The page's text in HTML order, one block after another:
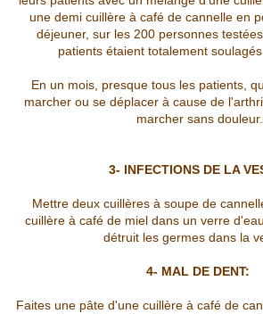
une demi cuillère à café de cannelle en
déjeuner, sur les 200 personnes
patients étaient totalement
En un mois, presque tous les patients,
marcher ou se déplacer à cause de
marcher sans douleur.
3- INFECTIONS DE LA
Mettre deux cuillères à soupe de
cuillère à café de miel dans un verre
détruit les germes dans la
4- MAL DE DENT:
Faites une pâte d'une cuillère à café de